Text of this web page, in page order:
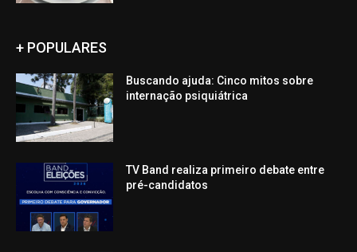
+ POPULARES
Buscando ajuda: Cinco mitos sobre
internação psiquiátrica
TV Band realiza primeiro debate entre
pré-candidatos